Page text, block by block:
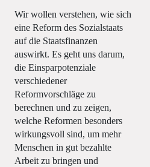
Wir wollen verstehen, wie sich
eine Reform des Sozialstaats
auf die Staatsfinanzen
auswirkt. Es geht uns darum,
die Einsparpotenziale
verschiedener
Reformvorschläge zu
berechnen und zu zeigen,
welche Reformen besonders
wirkungsvoll sind, um mehr
Menschen in gut bezahlte
Arbeit zu bringen und